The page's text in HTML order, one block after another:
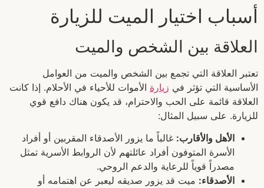
أسباب اختيار الميت للزيارة
العلاقة بين الشخص والميت
تعتبر العلاقة التي تجمع بين الشخص والميت من العوامل
الأساسية التي تؤثر في زيارة الأموات للأحياء في الأحلام. إذا كانت
العلاقة قائمة على الحب والاحترام، قد يكون هناك دافع قوي
للزيارة. على سبيل المثال:
الأهل والأقارب: غالباً ما يزور الأصدقاء المقربين أو أفراد
الأسرة المتوفون أفراد عائلتهم لأن الروابط الأسرية تمثل
مصدراً قوياً للرعاية والدعم الروحي.
الأصدقاء: ميت قد يزور صديقه ليعبر عن اهتمامه أو